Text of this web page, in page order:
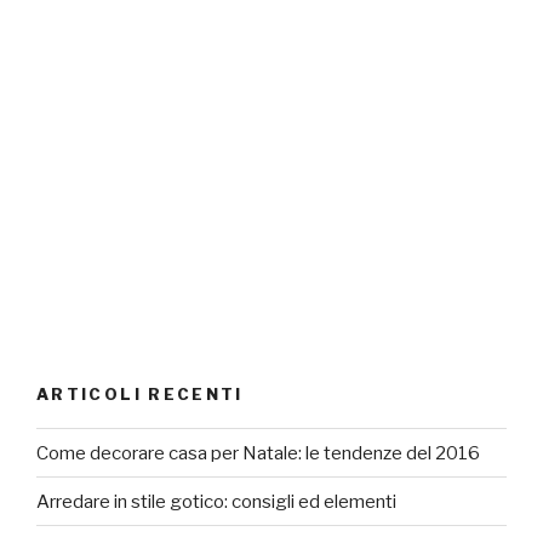
ARTICOLI RECENTI
Come decorare casa per Natale: le tendenze del 2016
Arredare in stile gotico: consigli ed elementi